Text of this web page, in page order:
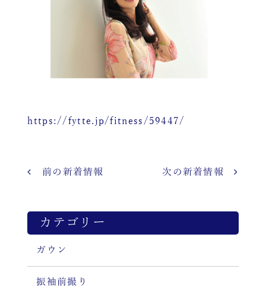
https://fytte.jp/fitness/59447/
前の新着情報 次の新着情報
カテゴリー
ガウン
振袖前撮り